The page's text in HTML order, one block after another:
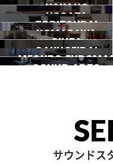
秋葉原
初台
NAKANO
中野
NOGATA
野方
TORITSUDAI
都立大
KOMAZAWA
駒沢
GINZA
銀座
GAKUGEIDAI
学芸大
MEGURO
SOUND ARTS
サウンドス